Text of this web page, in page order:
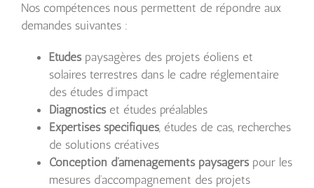
Nos compétences nous permettent de répondre aux
demandes suivantes :
Étudespaysagères des projets éoliens et
solaires terrestres dans le cadre réglementaire
des études d’impact
Diagnosticset études préalables
Expertises spécifiques, études de cas, recherches
de solutions créatives
Conception d’aménagements paysagerspour les
mesures d’accompagnement des projets